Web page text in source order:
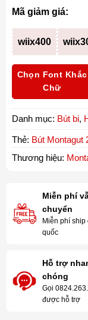
Mã giảm giá:
wiix400
Chọn Font Khắc
Chữ
Danh mục: Bút bi,
Thẻ: Bút Montagut
Thương hiệu:
Miễn phí
chuyển
Miễn phí ship
quốc
Hỗ trợ
chóng
Gọi
được hỗ trợ